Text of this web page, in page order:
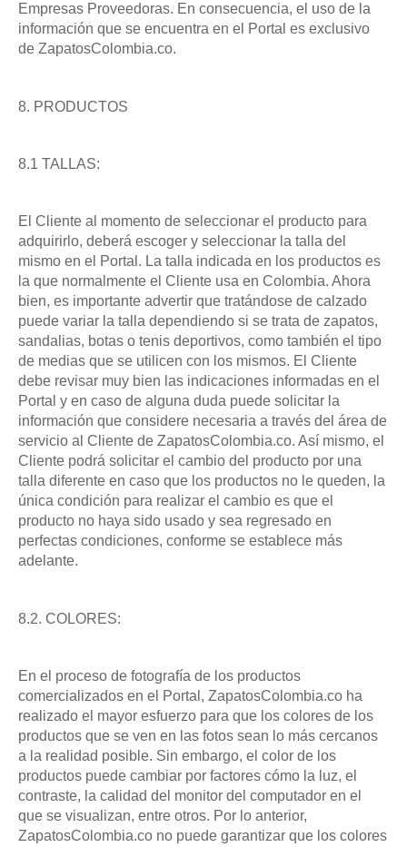
Empresas Proveedoras. En consecuencia, el uso de la
información que se encuentra en el Portal es exclusivo
de ZapatosColombia.co.
8. PRODUCTOS
8.1 TALLAS:
El Cliente al momento de seleccionar el producto para
adquirirlo, deberá escoger y seleccionar la talla del
mismo en el Portal. La talla indicada en los productos es
la que normalmente el Cliente usa en Colombia. Ahora
bien, es importante advertir que tratándose de calzado
puede variar la talla dependiendo si se trata de zapatos,
sandalias, botas o tenis deportivos, como también el tipo
de medias que se utilicen con los mismos. El Cliente
debe revisar muy bien las indicaciones informadas en el
Portal y en caso de alguna duda puede solicitar la
información que considere necesaria a través del área de
servicio al Cliente de ZapatosColombia.co. Así mismo, el
Cliente podrá solicitar el cambio del producto por una
talla diferente en caso que los productos no le queden, la
única condición para realizar el cambio es que el
producto no haya sido usado y sea regresado en
perfectas condiciones, conforme se establece más
adelante.
8.2. COLORES:
En el proceso de fotografía de los productos
comercializados en el Portal, ZapatosColombia.co ha
realizado el mayor esfuerzo para que los colores de los
productos que se ven en las fotos sean lo más cercanos
a la realidad posible. Sin embargo, el color de los
productos puede cambiar por factores cómo la luz, el
contraste, la calidad del monitor del computador en el
que se visualizan, entre otros. Por lo anterior,
ZapatosColombia.co no puede garantizar que los colores